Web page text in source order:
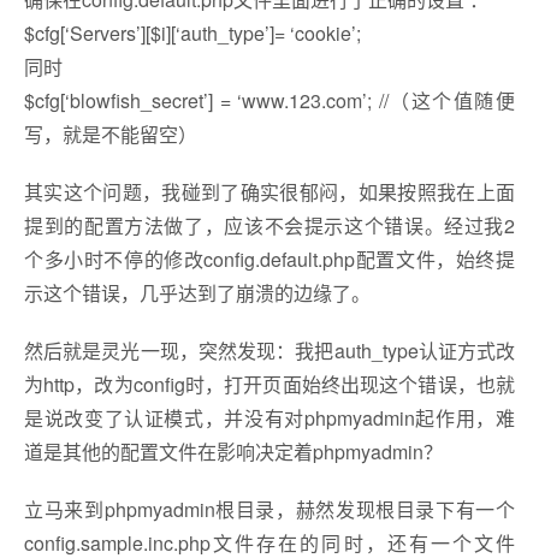
$cfg[‘Servers’][$i][‘auth_type’]= ‘cookie’;
同时
$cfg[‘blowfish_secret’] = ‘www.123.com’; //（这个值随便
写，就是不能留空）
其实这个问题，我碰到了确实很郁闷，如果按照我在上面
提到的配置方法做了，应该不会提示这个错误。经过我2
个多小时不停的修改config.default.php配置文件，始终提
示这个错误，几乎达到了崩溃的边缘了。
然后就是灵光一现，突然发现：我把auth_type认证方式改
为http，改为config时，打开页面始终出现这个错误，也就
是说改变了认证模式，并没有对phpmyadmin起作用，难
道是其他的配置文件在影响决定着phpmyadmin？
立马来到phpmyadmin根目录，赫然发现根目录下有一个
config.sample.inc.php文件存在的同时，还有一个文件